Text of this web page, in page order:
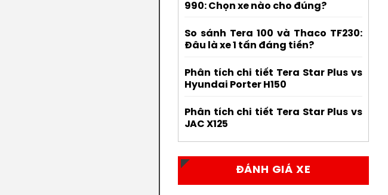
990: Chọn xe nào cho đúng?
So sánh Tera 100 và Thaco TF230:
Đâu là xe 1 tấn đáng tiền?
Phân tích chi tiết Tera Star Plus vs
Hyundai Porter H150
Phân tích chi tiết Tera Star Plus vs
JAC X125
ĐÁNH GIÁ XE